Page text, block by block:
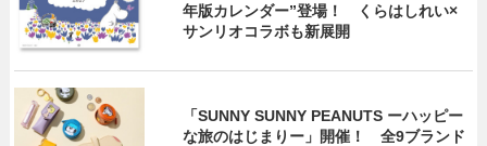
年版カレンダー”登場！ くらはしれい×
サンリオコラボも新展開
「SUNNY SUNNY PEANUTS ーハッピー
な旅のはじまりー」開催！ 全9ブランド